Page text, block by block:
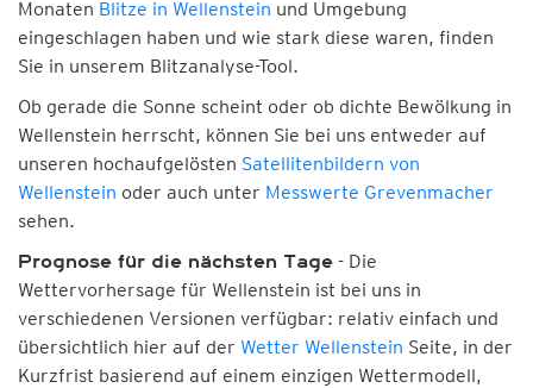
Monaten Blitze in Wellenstein und Umgebung
eingeschlagen haben und wie stark diese waren, finden
Sie in unserem Blitzanalyse-Tool.
Ob gerade die Sonne scheint oder ob dichte Bewölkung in
Wellenstein herrscht, können Sie bei uns entweder auf
unseren hochaufgelösten Satellitenbildern von
Wellenstein oder auch unter Messwerte Grevenmacher
sehen.
Prognose für die nächsten Tage - Die
Wettervorhersage für Wellenstein ist bei uns in
verschiedenen Versionen verfügbar: relativ einfach und
übersichtlich hier auf der Wetter Wellenstein Seite, in der
Kurzfrist basierend auf einem einzigen Wettermodell,